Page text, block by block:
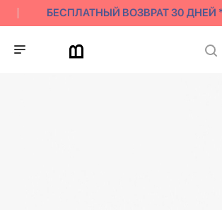
БЕСПЛАТНЫЙ ВОЗВРАТ 30 ДНЕЙ